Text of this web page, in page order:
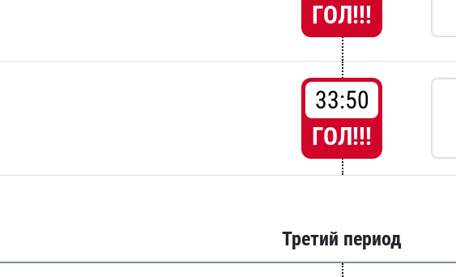
ГОЛ!!!
33:50
ГОЛ!!!
Третий период